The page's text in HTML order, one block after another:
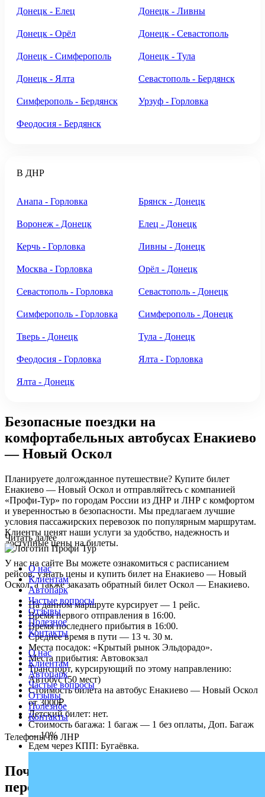
Донецк - Елец Донецк - Ливны
Донецк - Орёл Донецк - Севастополь
Донецк - Симферополь Донецк - Тула
Донецк - Ялта Севастополь - Бердянск
Симферополь - Бердянск Урзуф - Горловка
Феодосия - Бердянск
В ДНР
Анапа - Горловка Брянск - Донецк
Воронеж - Донецк Елец - Донецк
Керчь - Горловка Ливны - Донецк
Москва - Горловка Орёл - Донецк
Севастополь - Горловка Севастополь - Донецк
Симферополь - Горловка Симферополь - Донецк
Тверь - Донецк Тула - Донецк
Феодосия - Горловка Ялта - Горловка
Ялта - Донецк
Безопасные поездки на
комфортабельных автобусах Енакиево
— Новый Оскол
Планируете долгожданное путешествие? Купите билет
Енакиево — Новый Оскол и отправляйтесь с компанией
«Профи-Тур» по городам России из ДНР и ЛНР с комфортом
и уверенностью в безопасности. Мы предлагаем лучшие
условия пассажирских перевозок по популярным маршрутам.
Клиенты ценят наши услуги за удобство, надежность и
доступные цены на билеты.
У нас на сайте Вы можете ознакомиться с расписанием
рейсов, узнать цены и купить билет на Енакиево — Новый
Оскол, а также заказать обратный билет Оскол — Енакиево.
На данном маршруте курсирует — 1 рейс.
Время первого отправления в 16:00.
Время последнего прибытия в 16:00.
Среднее время в пути — 13 ч. 30 м.
Места посадок: «Крытый рынок Эльдорадо».
Места прибытия: Автовокзал
Транспорт, курсирующий по этому направлению:
Автобус (50 мест)
Стоимость билета на автобус Енакиево — Новый Оскол
от 3000₽.
Детский билет: нет.
Стоимость багажа: 1 багаж — 1 без оплаты, Доп. Багаж
— 10%
Едем через КПП: Бугаёвка.
Почему выбирают надежного
перевозчика «Профи-Тур»
Читать далее
О нас
Клиентам
Автопарк
Частые вопросы
Отзывы
Полезное
Контакты
О нас
Клиентам
Автопарк
Частые вопросы
Отзывы
Полезное
Контакты
Телефоны по ЛНР